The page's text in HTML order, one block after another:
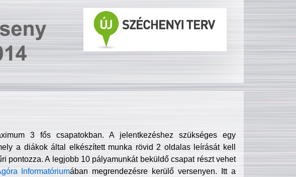
3 fős csapatokban. A jelentkezéshez szükséges egy
a diákok által elkészített munka rövid 2 oldalas leírását kell
pontozza. A legjobb 10 pályamunkát beküldő csapat részt vehet
Informatóriumában megrendezésre kerülő versenyen. Itt a